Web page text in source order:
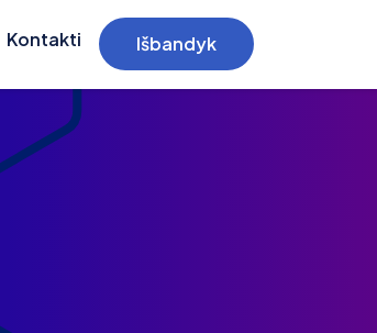
Kontakti Išbandyk